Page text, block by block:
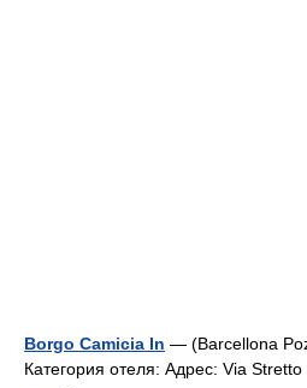
Borgo Camicia In — (Barcellona
Категория отеля: Адрес: Via